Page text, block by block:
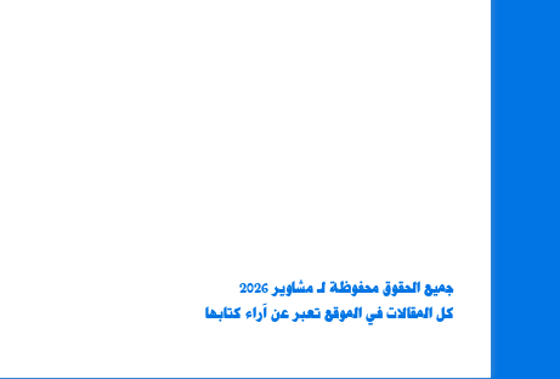
جميع الحقوق محفوظة لـ مشاوير 2026
كل المقالات في الموقع تعبر عن آراء كتابها